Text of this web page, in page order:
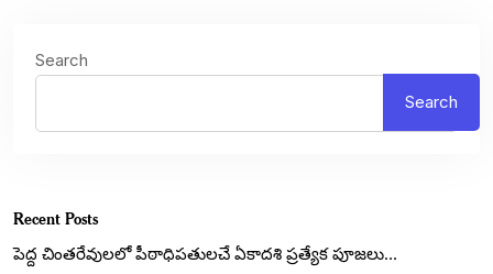
Search
Search
Recent Posts
పెద్ద చింతరేవులలో పీఠాధిపతులచే ఏకాదశి ప్రత్యేక పూజలు…